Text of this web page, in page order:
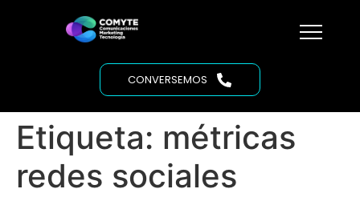
CONVERSEMOS
Etiqueta: métricas
redes sociales